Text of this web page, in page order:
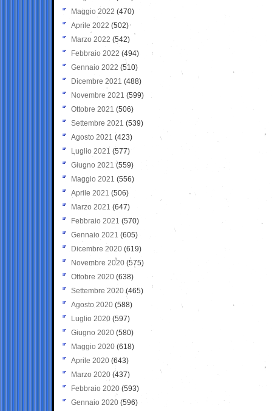
Maggio 2022 (470)
Aprile 2022 (502)
Marzo 2022 (542)
Febbraio 2022 (494)
Gennaio 2022 (510)
Dicembre 2021 (488)
Novembre 2021 (599)
Ottobre 2021 (506)
Settembre 2021 (539)
Agosto 2021 (423)
Luglio 2021 (577)
Giugno 2021(559)
Maggio 2021 (556)
Aprile 2021 (506)
Marzo 2021 (647)
Febbraio 2021 (570)
Gennaio 2021 (605)
Dicembre 2020 (619)
Novembre 2020 (575)
Ottobre 2020 (638)
Settembre 2020(465)
Agosto 2020 (588)
Luglio 2020 (597)
Giugno 2020 (580)
Maggio 2020 (618)
Aprile 2020 (643)
Marzo 2020 (437)
Febbraio 2020 (593)
Gennaio 2020 (596)